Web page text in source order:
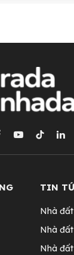
YouTubeTikTok
TIN
Nhà
Nhà
Nhà